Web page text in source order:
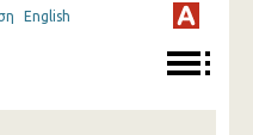
English